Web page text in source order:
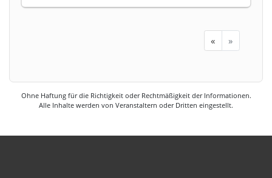
« »
Ohne Haftung für die Richtigkeit oder Rechtmäßigkeit der Informationen.
Alle Inhalte werden von Veranstaltern oder Dritten eingestellt.